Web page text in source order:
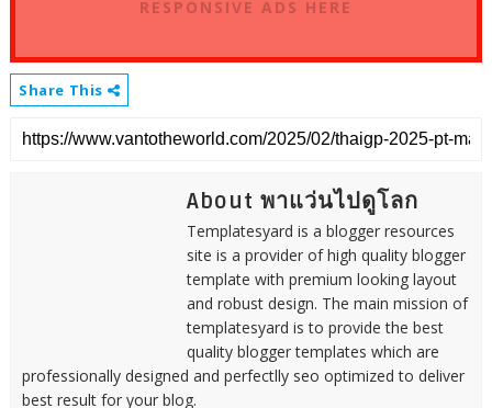
RESPONSIVE ADS HERE
Share This
About พาแว่นไปดูโลก
Templatesyard is a blogger resources
site is a provider of high quality blogger
template with premium looking layout
and robust design. The main mission of
templatesyard is to provide the best
quality blogger templates which are
professionally designed and perfectlly seo optimized to deliver
best result for your blog.